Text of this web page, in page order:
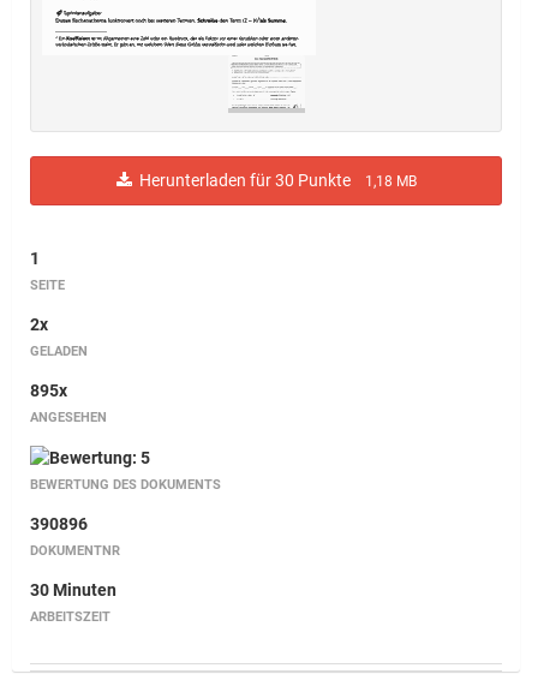
Herunterladen für 30 Punkte 1,18 MB
1
SEITE
2x
GELADEN
895x
ANGESEHEN
BEWERTUNG DES DOKUMENTS
390896
DOKUMENTNR
30 Minuten
ARBEITSZEIT